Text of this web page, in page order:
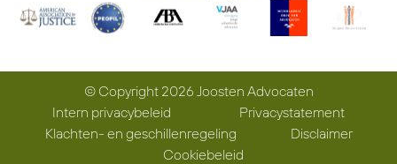
© Copyright 2026 Joosten Advocaten
Intern privacybeleid
Privacystatement
Klachten- en geschillenregeling
Disclaimer
Cookiebeleid